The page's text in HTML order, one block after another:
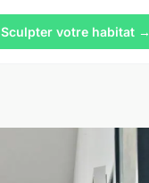
Sculpter votre habitat →